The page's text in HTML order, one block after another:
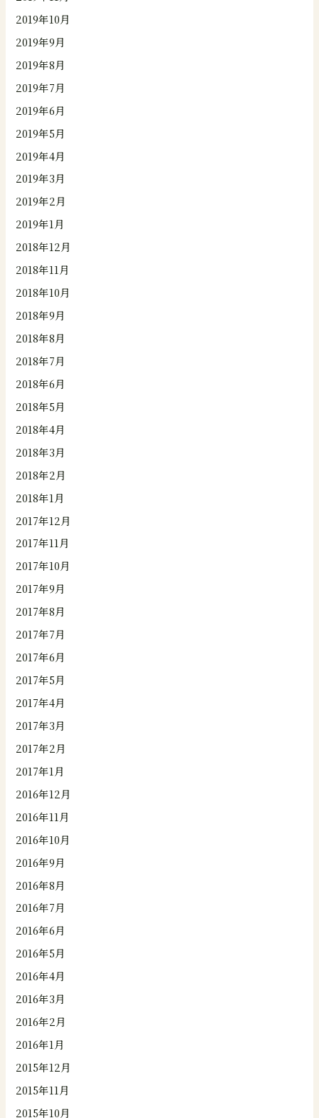
2019年10月
2019年9月
2019年8月
2019年7月
2019年6月
2019年5月
2019年4月
2019年3月
2019年2月
2019年1月
2018年12月
2018年11月
2018年10月
2018年9月
2018年8月
2018年7月
2018年6月
2018年5月
2018年4月
2018年3月
2018年2月
2018年1月
2017年12月
2017年11月
2017年10月
2017年9月
2017年8月
2017年7月
2017年6月
2017年5月
2017年4月
2017年3月
2017年2月
2017年1月
2016年12月
2016年11月
2016年10月
2016年9月
2016年8月
2016年7月
2016年6月
2016年5月
2016年4月
2016年3月
2016年2月
2016年1月
2015年12月
2015年11月
2015年10月